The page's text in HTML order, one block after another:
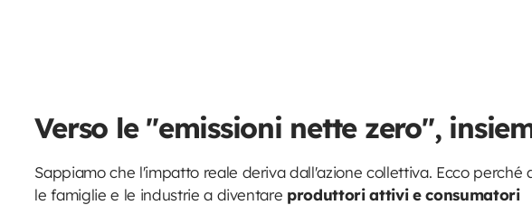
Verso le "emissioni nette zero",
Sappiamo che l'impatto reale deriva dall'azione collettiva. Ecco perché
le famiglie e le industrie a diventare produttori attivi e consumatori